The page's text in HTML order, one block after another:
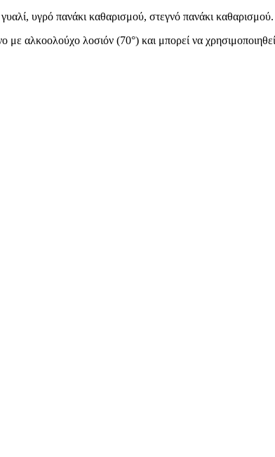
γυαλί, υγρό πανάκι καθαρισμού, στεγνό πανάκι καθαρισμού.
με αλκοολούχο λοσιόν (70°) και μπορεί να